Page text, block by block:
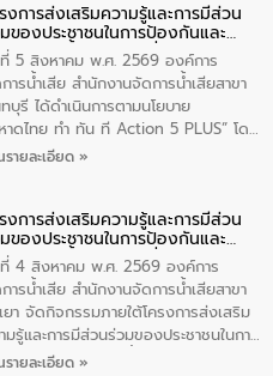
งห์ จังหวัดชัยนาท โดยมีนายแสงชัย
น นายกเทศมนตรีตำบลวัดสิงห์ คณะผู้
ารเทศบาลตำบลวัดสิงห์ ผู้นำชุมชน และ
ชาชนในพื้นที่เทศบาลตำบลวัดสิงก์ที่มี
ได้ส่วนเสียในโครงก่อสร้างศูนย์บริหาร
ารคุณภาพน้ำเทศบาลตำบลวัดสิงห์
วัดชัยนาท ให้การต้อนรับ
งการส่งเสริมความรู้และการมีส่วน
ของประชาชนในการป้องกันและ
ขปัญหาน้ำเสียอย่างยั่งยืน
5 สิงหาคม พ.ศ. 2569 องค์การ
ารน้ำเสีย สำนักงานจัดการน้ำเสียสาขา
บุรี ได้ดำเนินการตามนโยบาย
าดไทย ทำ ทัน ที Action 5 PLUS” โดย
ครงการส่งเสริมความรู้และการมีส่วน
ชนร่วมใจ น้ำใสยั่งยืน” ได้บรรยายให้
มรู้เกี่ยวกับการจัดการน้ำเสียและการใช้
กไขมันให้แก่นักเรียนโรงเรียนวัดบ่อ
ทวิทยา) เทศบาลนครปากเกร็ด อำเภอ
เกร็ด จังหวัดนนทบุรี จำนวน 30 คน
รายละเอียด »
งการส่งเสริมความรู้และการมีส่วน
ของประชาชนในการป้องกันและ
ขปัญหาน้ำเสียอย่างยั่งยืน
4 สิงหาคม พ.ศ. 2569 องค์การ
ารน้ำเสีย สำนักงานจัดการน้ำเสียสาขา
ยา จัดกิจกรรมภายใต้โครงการส่งเสริม
มรู้และการมีส่วนร่วมของประชาชนในการ
กันและแก้ไขปัญหาน้ำเสียอย่างยั่งยืน
รายละเอียด »